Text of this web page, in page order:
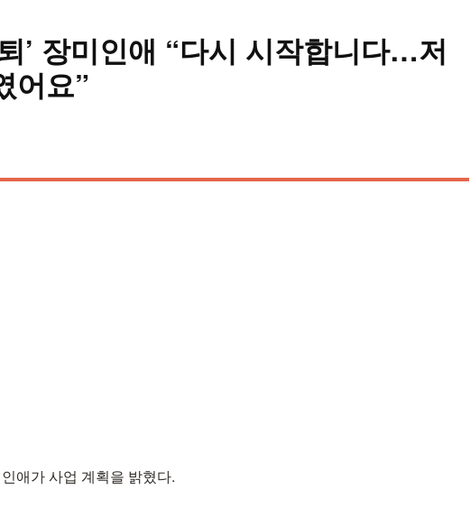
’ 장미인애 “다시 시작합니다…저
어요”
애가 사업 계획을 밝혔다.